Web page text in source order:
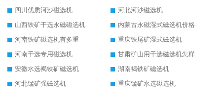
四川优质河沙磁选机
河北河沙磁选机
山西铁矿干选永磁磁选机
内蒙古永磁湿式磁选机价格
河南铁矿磁选机有多重
重庆铁尾矿湿式磁选机
河南干选专用磁选机
甘肃矿山用干选磁选机怎样调磁
安徽水选褐铁矿磁选机
湖南褐铁矿磁选机
河北锰矿强磁选机
重庆锰矿水选磁选机